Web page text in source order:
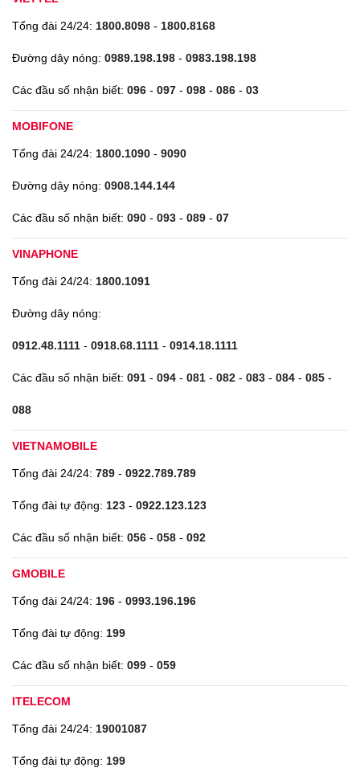
Tổng đài 24/24: 1800.8098 - 1800.8168
Đường dây nóng: 0989.198.198 - 0983.198.198
Các đầu số nhận biết: 096 - 097 - 098 - 086 - 03
MOBIFONE
Tổng đài 24/24: 1800.1090 - 9090
Đường dây nóng: 0908.144.144
Các đầu số nhận biết: 090 - 093 - 089 - 07
VINAPHONE
Tổng đài 24/24: 1800.1091
Đường dây nóng:
0912.48.1111 - 0918.68.1111 - 0914.18.1111
Các đầu số nhận biết: 091 - 094 - 081 - 082 - 083 - 084 - 085 -
088
VIETNAMOBILE
Tổng đài 24/24: 789 - 0922.789.789
Tổng đài tự động: 123 - 0922.123.123
Các đầu số nhận biết: 056 - 058 - 092
GMOBILE
Tổng đài 24/24: 196 - 0993.196.196
Tổng đài tự động: 199
Các đầu số nhận biết: 099 - 059
ITELECOM
Tổng đài 24/24: 19001087
Tổng đài tự động: 199